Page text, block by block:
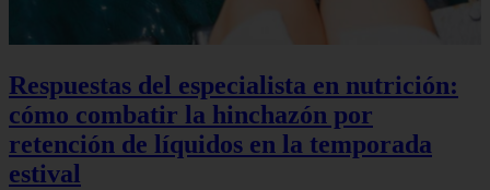
Respuestas del especialista en nutrición:
cómo combatir la hinchazón por
retención de líquidos en la temporada
estival